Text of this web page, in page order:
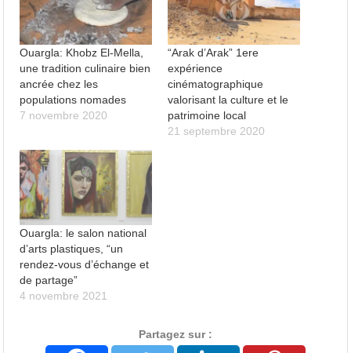
Ouargla: Khobz El-Mella,
une tradition culinaire bien
ancrée chez les
populations nomades
7 novembre 2020
“Arak d’Arak” 1ere
expérience
cinématographique
valorisant la culture et le
patrimoine local
21 septembre 2020
Ouargla: le salon national
d’arts plastiques, “un
rendez-vous d’échange et
de partage”
4 novembre 2021
Partagez sur :